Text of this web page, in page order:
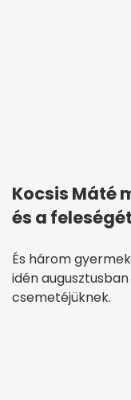
Kocsis Máté
és a feleségét
És három
idén
csemetéjüknek.